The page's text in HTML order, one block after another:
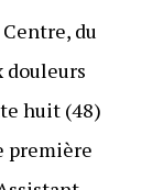
du
douleurs
huit (48)
première